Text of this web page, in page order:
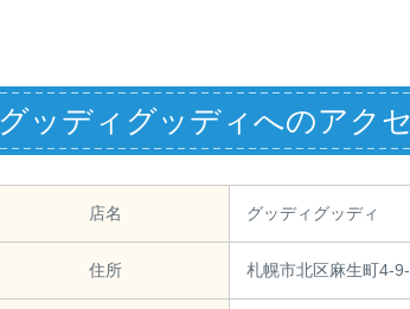
グッディグッディへのアク
店名 グッディグッディ
住所 札幌市北区麻生町4-